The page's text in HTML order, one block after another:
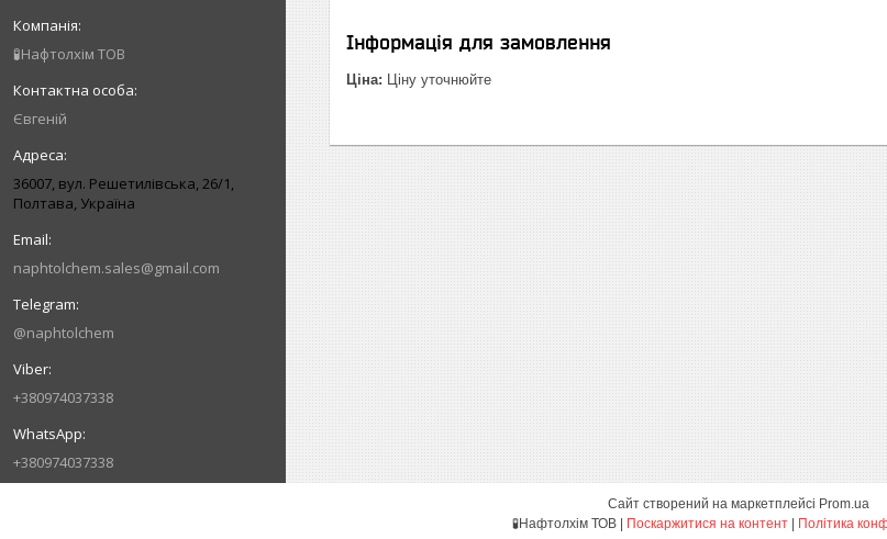
🧪Нафтолхім ТОВ
Євгеній
36007, вул. Решетилівська, 26/1,
Полтава, Україна
naphtolchem.sales@gmail.com
@naphtolchem
+380974037338
+380974037338
Інформація для замовлення
Ціна: Ціну уточнюйте
Сайт створений на маркетплейсі Prom.ua
🧪Нафтолхім ТОВ | Поскаржитися на контент | Політика